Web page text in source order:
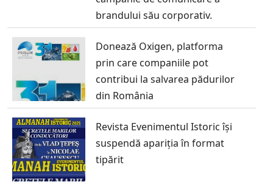
brandului său corporativ.
Donează Oxigen, platforma
prin care companiile pot
contribui la salvarea pădurilor
din România
Revista Evenimentul Istoric își
suspendă apariția în format
tipărit